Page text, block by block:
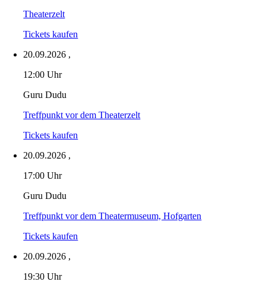
Theaterzelt
Tickets kaufen
20.09.2026 ,
12:00 Uhr
Guru Dudu
Treffpunkt vor dem Theaterzelt
Tickets kaufen
20.09.2026 ,
17:00 Uhr
Guru Dudu
Treffpunkt vor dem Theatermuseum, Hofgarten
Tickets kaufen
20.09.2026 ,
19:30 Uhr